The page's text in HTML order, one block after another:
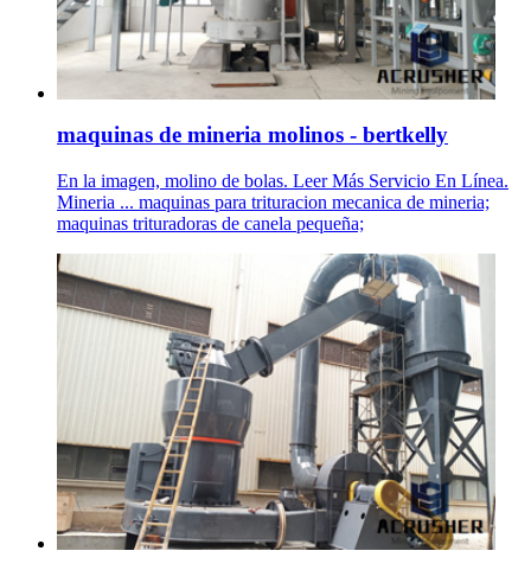
maquinas de mineria molinos - bertkelly
En la imagen, molino de bolas. Leer Más Servicio En Línea.
Mineria ... maquinas para trituracion mecanica de mineria;
maquinas trituradoras de canela pequeña;